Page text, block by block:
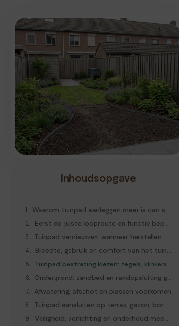
Inhoudsopgave
Waarom tuinpad aanleggen meer is dan stenen neerleggen
Eerst de juiste looproute en functie bepalen
Tuinpad vernieuwen: wanneer herstellen of opnieuw aanleggen?
Breedte, gebruik en comfort van het tuinpad bepalen
Tuinpad bestrating kiezen: tegels, klinkers, grind of stapstenen
Ondergrond, zandbed en randopsluiting goed voorbereiden
Afwatering, afschot en plassen voorkomen
Tuinpad aansluiten op terras, gazon, borders, schuur en poort
Veiligheid, verlichting en onderhoud meenemen